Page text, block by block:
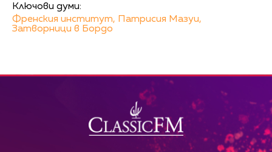
Ключови думи:
Френския институт, Патрисия Мазуи,
Затворници в Бордо